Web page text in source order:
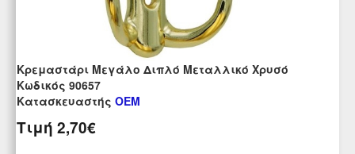
Κρεμαστάρι Μεγάλο Διπλό Μεταλλικό Χρυσό
Kωδικός 90657
Κατασκευαστής OEM
Τιμή 2,70€